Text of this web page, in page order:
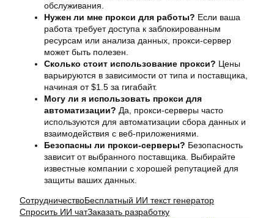
обслуживания.
Нужен ли мне прокси для работы? Если ваша
работа требует доступа к заблокированным
ресурсам или анализа данных, прокси-сервер
может быть полезен.
Сколько стоит использование прокси? Цены
варьируются в зависимости от типа и поставщика,
начиная от $1.5 за гигабайт.
Могу ли я использовать прокси для
автоматизации? Да, прокси-серверы часто
используются для автоматизации сбора данных и
взаимодействия с веб-приложениями.
Безопасны ли прокси-серверы? Безопасность
зависит от выбранного поставщика. Выбирайте
известные компании с хорошей репутацией для
защиты ваших данных.
СотрудничествоБесплатный ИИ текст генератор
Спросить ИИ чатЗаказать разработку